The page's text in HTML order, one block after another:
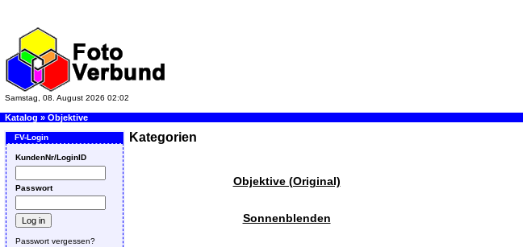
Samstag, 08. August 2026 02:02
Katalog » Objektive
FV-Login
KundenNr/LoginID
Passwort
Passwort vergessen?
Kategorien
Objektive (Original)
Sonnenblenden